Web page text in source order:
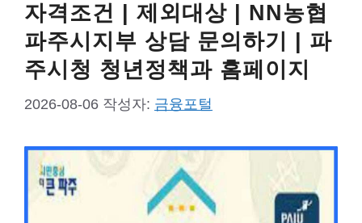
자격조건 | 제외대상 | NN농협
파주시지부 상담 문의하기 | 파
주시청 청년정책과 홈페이지
2026-08-06 작성자: 금융포털